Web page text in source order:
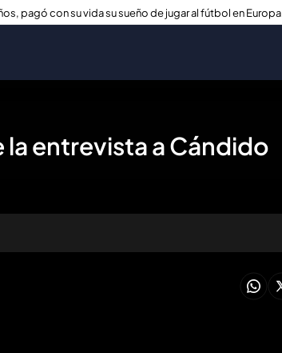
pagó con su vida su sueño de jugar al fútbol en Europa
entrevista a Cándido
todo